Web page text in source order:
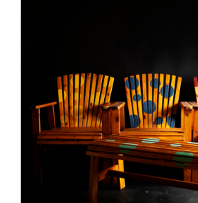
DETAILS